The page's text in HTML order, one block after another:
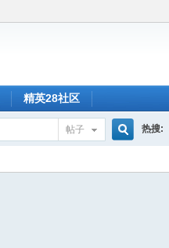
精英28社区
帖子 热搜: